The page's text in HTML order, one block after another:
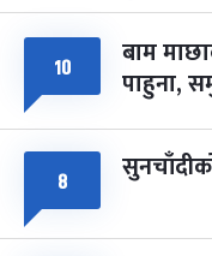
८ फागुपूर्णिमा
चैत्र ८, २०८३-Mar
१० बाम
पाहुना,
८